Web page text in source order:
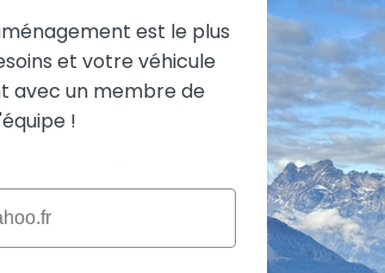
pour voiture et
l'environnement afin
vivre des
TCHAO
est le plus
et votre véhicule
avec un membre de
!